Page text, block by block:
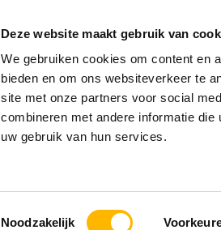
Deze website maakt gebruik van
We gebruiken cookies om content en
bieden en om ons websiteverkeer te
site met onze partners voor social
combineren met andere informatie
uw gebruik van hun services.
Toestemmingsselectie
Noodzakelijk